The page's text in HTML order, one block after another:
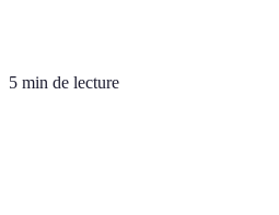
5 min de lecture